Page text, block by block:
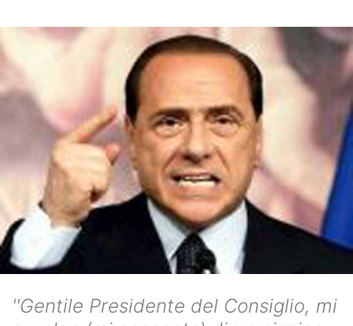
''Gentile Presidente del Consiglio, mi